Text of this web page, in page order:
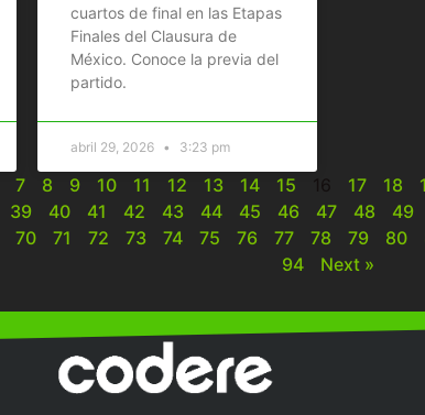
cuartos de final en las Etapas
Finales del Clausura de
México. Conoce la previa del
partido.
abril 29, 2026 3:23 pm
7 8 9 10 11 12 13 14 15 17 18
39 40 41 42 43 44 45 46 47 48 49
70 71 72 73 74 75 76 77 78 79 80
94
Next »